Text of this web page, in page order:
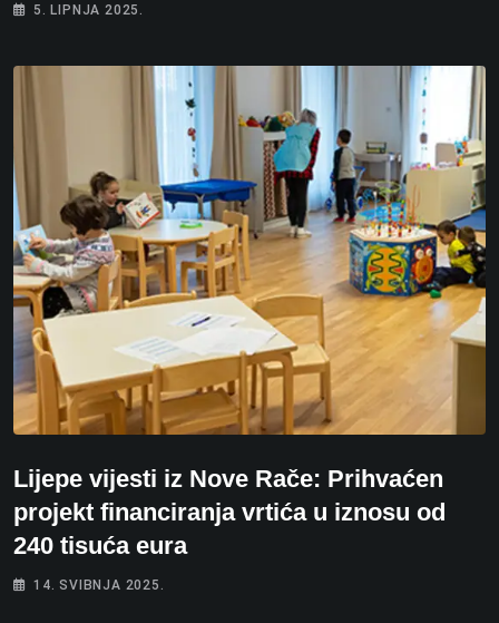
5. LIPNJA 2025.
Lijepe vijesti iz Nove Rače: Prihvaćen
projekt financiranja vrtića u iznosu od
240 tisuća eura
14. SVIBNJA 2025.